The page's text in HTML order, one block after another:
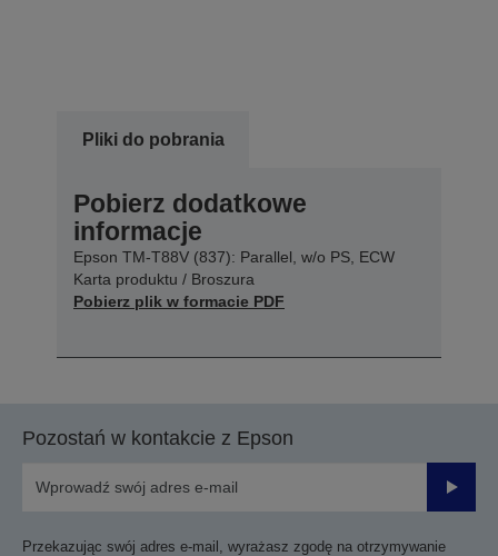
Pliki do pobrania
Pobierz dodatkowe
informacje
Epson TM-T88V (837): Parallel, w/o PS, ECW
Karta produktu / Broszura
Pobierz plik w formacie PDF
Pozostań w kontakcie z Epson
Przekazując swój adres e-mail, wyrażasz zgodę na otrzymywanie